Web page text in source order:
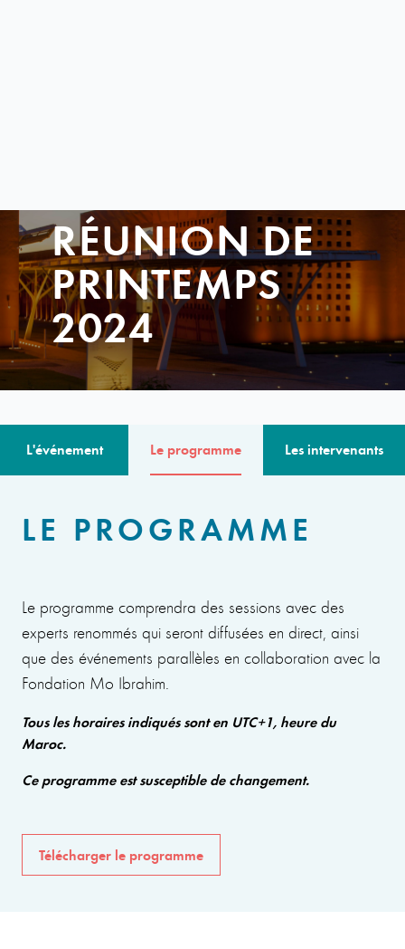
RÉUNION DE
PRINTEMPS
2024
L'événement Le programme Les intervenants
LE PROGRAMME
Le programme comprendra des sessions avec des
experts renommés qui seront diffusées en direct, ainsi
que des événements parallèles en collaboration avec la
Fondation Mo Ibrahim.
Tous les horaires indiqués sont en UTC+1, heure du
Maroc.
Ce programme est susceptible de changement.
Télécharger le programme